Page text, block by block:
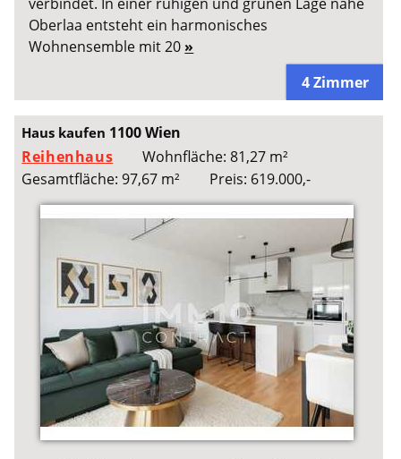
Oberlaa entsteht ein harmonisches
Wohnensemble mit 20 »
4 Zimmer
Haus kaufen 1100 Wien
Reihenhaus
Wohnfläche: 81,27 m²
Gesamtfläche: 97,67 m²
Preis: 619.000,-